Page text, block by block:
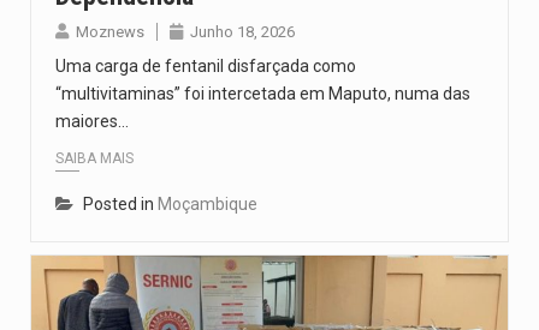
Moznews Junho 18, 2026
Uma carga de fentanil disfarçada como
“multivitaminas” foi intercetada em Maputo, numa das
maiores…
SAIBA MAIS
Posted in Moçambique